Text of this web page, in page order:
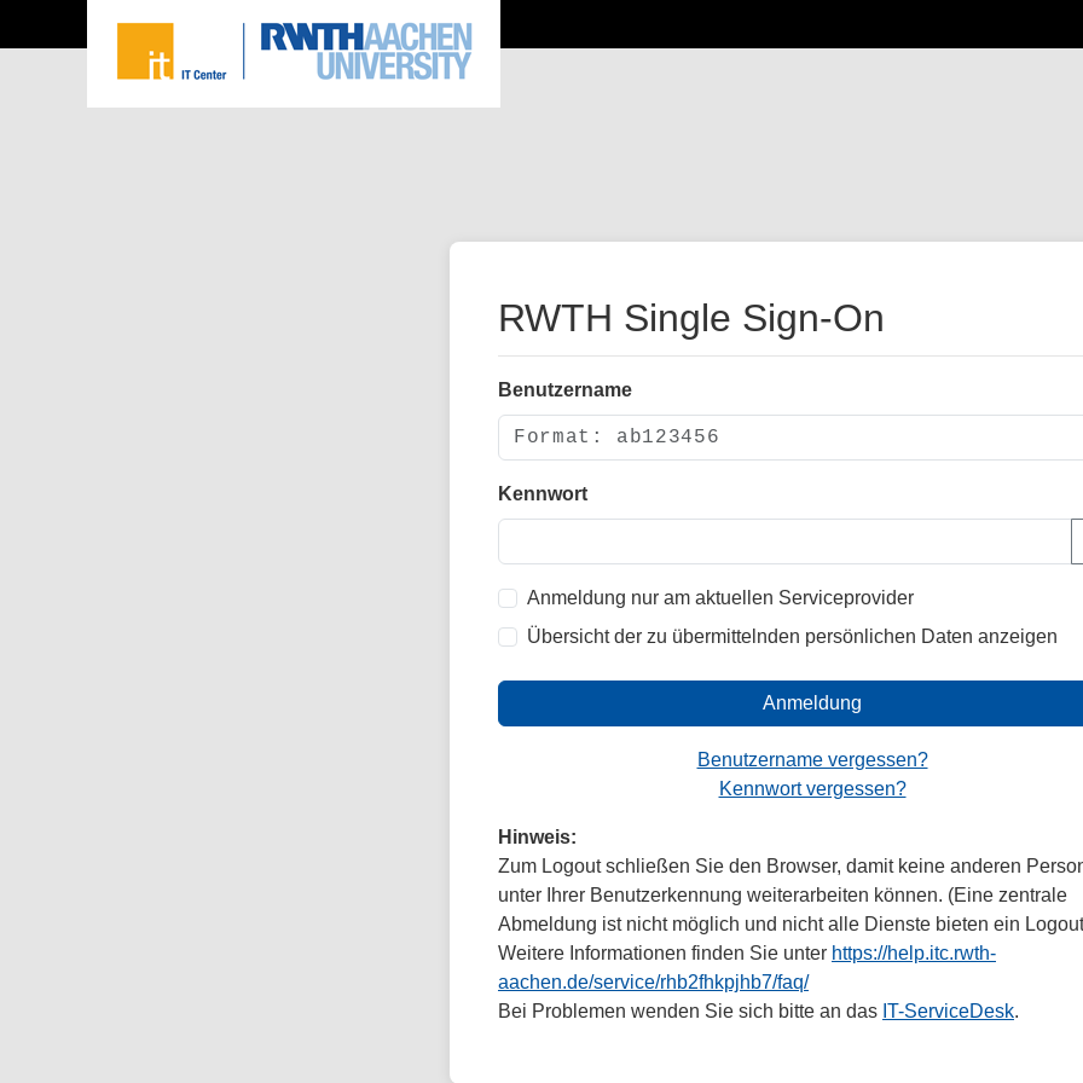
RWTH Single Sign-On
Benutzername
Kennwort
Anmeldung nur am aktuellen Serviceprovider
Übersicht der zu übermittelnden persönlichen Daten anzeigen
Anmeldung
Benutzername vergessen?
Kennwort vergessen?
Hinweis:
Zum Logout schließen Sie den Browser, damit keine anderen
unter Ihrer Benutzerkennung weiterarbeiten können. (Eine zentrale
Abmeldung ist nicht möglich und nicht alle Dienste bieten ein
Weitere Informationen finden Sie unter https://help.itc.rwth-
aachen.de/service/rhb2fhkpjhb7/faq/
Bei Problemen wenden Sie sich bitte an das IT-ServiceDesk.